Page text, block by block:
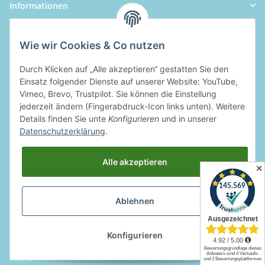
Informationen
Copyright by Rotcom GmbH & Co. KG | * Alle Preise inkl. gesetzlicher MwSt.,
Wie wir Cookies & Co nutzen
Durch Klicken auf „Alle akzeptieren“ gestatten Sie den
Einsatz folgender Dienste auf unserer Website: YouTube,
Vimeo, Brevo, Trustpilot. Sie können die Einstellung
jederzeit ändern (Fingerabdruck-Icon links unten). Weitere
Details finden Sie unte Konfigurieren und in unserer
Datenschutzerklärung.
Alle akzeptieren
Ablehnen
Konfigurieren
✕